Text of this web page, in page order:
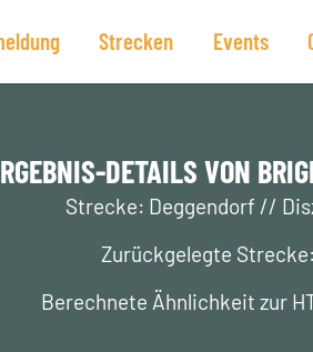
Strecken Events
DETAILS VON
Strecke: Deggendorf //
Zurückgelegte
Berechnete Ähnlichkeit zur